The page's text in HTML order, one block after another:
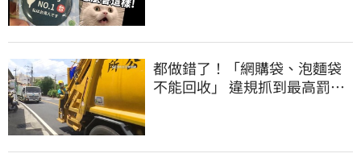
都做錯了！「網購袋、泡麵袋
不能回收」 違規抓到最高罰